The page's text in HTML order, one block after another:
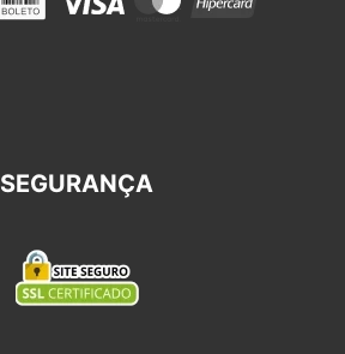
SEGURANÇA